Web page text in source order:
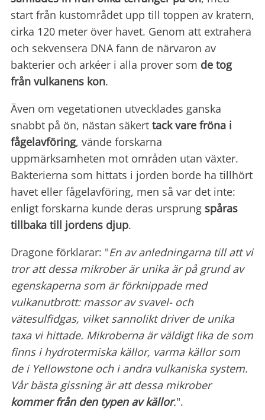
start från kustområdet upp till toppen av kratern,
cirka 120 meter över havet. Genom att extrahera
och sekvensera DNA fann de närvaron av
bakterier och arkéer i alla prover som de tog
från vulkanens kon.
Även om vegetationen utvecklades ganska
snabbt på ön, nästan säkert tack vare fröna i
fågelavföring, vände forskarna
uppmärksamheten mot områden utan växter.
Bakterierna som hittats i jorden borde ha tillhört
havet eller fågelavföring, men så var det inte:
enligt forskarna kunde deras ursprung spåras
tillbaka till jordens djup.
Dragone förklarar: "En av anledningarna till att vi
tror att dessa mikrober är unika är på grund av
egenskaperna som är förknippade med
vulkanutbrott: massor av svavel- och
vätesulfidgas, vilket sannolikt driver de unika
taxa vi hittade. Mikroberna är väldigt lika de som
finns i hydrotermiska källor, varma källor som
de i Yellowstone och i andra vulkaniska system.
Vår bästa gissning är att dessa mikrober
kommer från den typen av källor.".